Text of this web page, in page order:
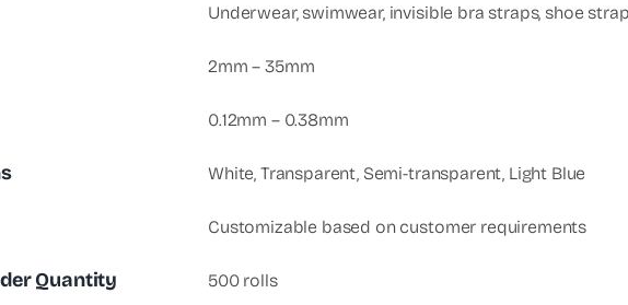
Underwear, swimwear, invisible bra straps, shoe
2mm – 35mm
0.12mm – 0.38mm
White, Transparent, Semi-transparent, Light Blue
Customizable based on customer requirements
Quantity 500 rolls